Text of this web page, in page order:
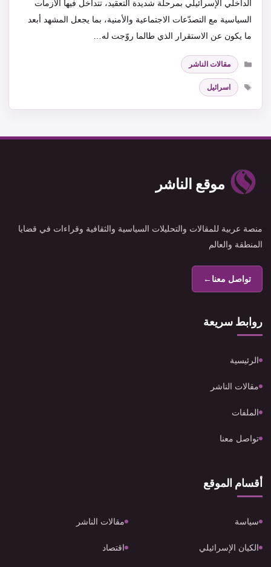
الداخلي الإسرائيلي بمرحلة شديدة التعقيد، تتداخل فيها الأزمات
السياسية مع التصدّعات الاجتماعية والأمنية، بما يجعل المشهد أبعد
ما يكون عن الاستقرار الذي طالما روّجت له…
التصنيفات
مقالات الناشر
الوسوم
اسرائيل
موقع الناشر
منصة عربية للمقالات والتحليلات السياسية والثقافية وقراءات في قضايا
المنطقة والعالم
تواصل معنا←
روابط سريعة
الرئيسية
مقالات الناشر
الملفات
تواصل معنا
أقسام الموقع
سياسة مقالات الناشر
الكيان الإسرائيلي اقتصاد